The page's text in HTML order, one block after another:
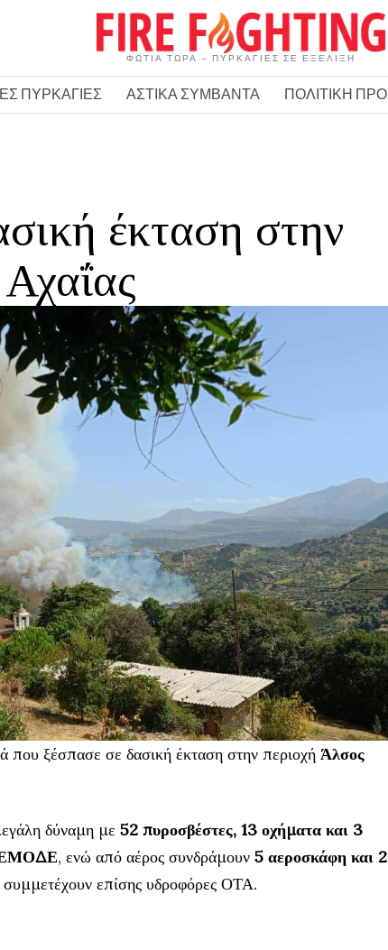
ΦΩΤΙΑ ΤΩΡΑ – ΠΥΡΚΑΓΙΕΣ ΣΕ ΕΞΕΛΙΞΗ
ΠΥΡΚΑΓΙΕΣ ΑΣΤΙΚΑ ΣΥΜΒΑΝΤΑ ΠΟΛΙΤΙΚΗ
έκταση στην
που ξέσπασε σε δασική έκταση στην περιοχή Άλσος
δύναμη με 52 πυροσβέστες, 13 οχήματα και 3
ΕΜΟΔΕ, ενώ από αέρος συνδράμουν 5 αεροσκάφη και 2
συμμετέχουν επίσης υδροφόρες ΟΤΑ.